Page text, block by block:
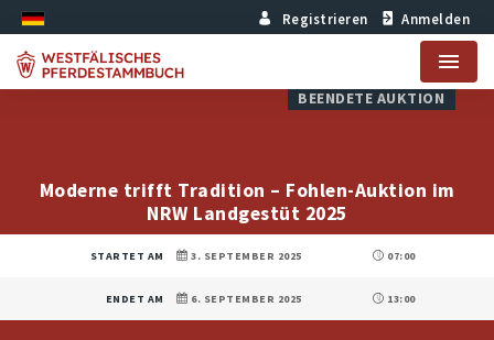
Registrieren Anmelden
Menu
BEENDETE AUKTION
Moderne trifft Tradition – Fohlen-Auktion im
NRW Landgestüt 2025
STARTET AM 3. SEPTEMBER 2025 07:00
ENDET AM 6. SEPTEMBER 2025 13:00